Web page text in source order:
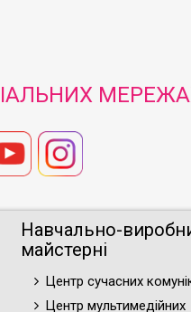
Навчально-
майстерні
Центр сучасних
Центр мультимедійних